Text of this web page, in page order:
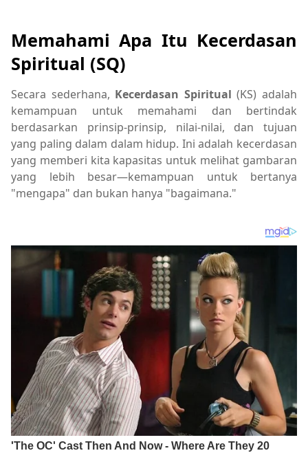
Memahami Apa Itu Kecerdasan
Spiritual (SQ)
Secara sederhana, Kecerdasan Spiritual (KS) adalah
kemampuan untuk memahami dan bertindak
berdasarkan prinsip-prinsip, nilai-nilai, dan tujuan
yang paling dalam dalam hidup. Ini adalah kecerdasan
yang memberi kita kapasitas untuk melihat gambaran
yang lebih besar—kemampuan untuk bertanya
"mengapa" dan bukan hanya "bagaimana."